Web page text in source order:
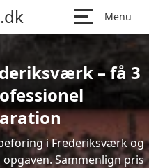
Menu
– få 3
i Frederiksværk og
Sammenlign pris